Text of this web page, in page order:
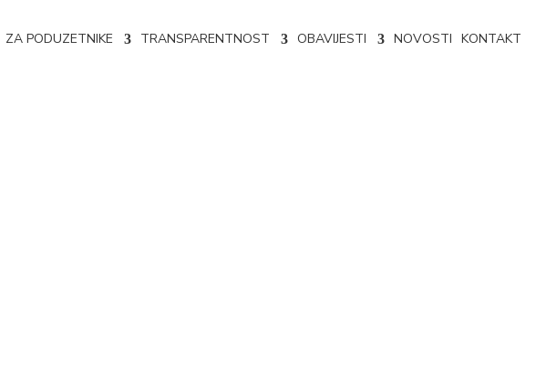
ZA PODUZETNIKE TRANSPARENTNOST OBAVIJESTI NOVOSTI KONTAKT